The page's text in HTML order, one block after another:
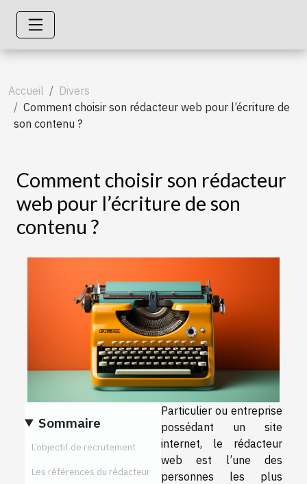
Accueil
Divers
Comment choisir son rédacteur web pour l’écriture de
son contenu ?
Comment choisir son rédacteur
web pour l’écriture de son
contenu ?
Sommaire
L’objectif de recrutement
Les références du rédacteur
Particulier ou entreprise
possédant un site
internet, le rédacteur
web est l’une des
personnes les plus